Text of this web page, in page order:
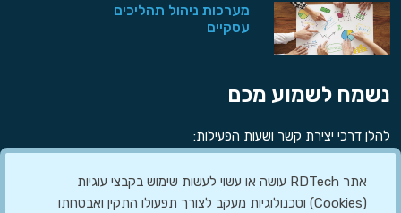
מערכות ניהול תהליכים
עסקיים
נשמח לשמוע מכם
להלן דרכי יצירת קשר ושעות הפעילות:
מספר טלפון: 073-7000308
שלחו לנו מייל: info@rdtech.co.il
אתר RDTech עושה או עשוי לעשות שימוש בקבצי עוגיות
(Cookies) וטכנולוגיות מעקב לצורך תפעולו התקין ואבטחתו